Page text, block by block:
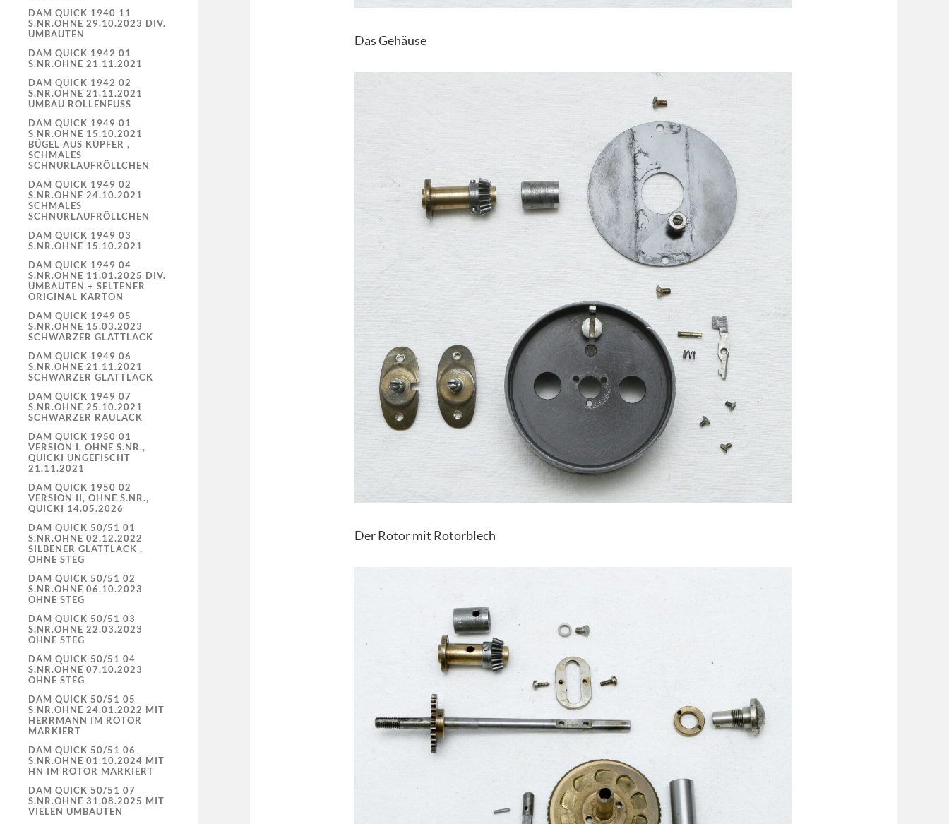
DAM QUICK 1940 11
S.NR.OHNE 29.10.2023 DIV.
UMBAUTEN
DAM QUICK 1942 01
S.NR.OHNE 21.11.2021
DAM QUICK 1942 02
S.NR.OHNE 21.11.2021
UMBAU ROLLENFUSS
DAM QUICK 1949 01
S.NR.OHNE 15.10.2021
BÜGEL AUS KUPFER ,
SCHMALES
SCHNURLAUFRÖLLCHEN
DAM QUICK 1949 02
S.NR.OHNE 24.10.2021
SCHMALES
SCHNURLAUFRÖLLCHEN
DAM QUICK 1949 03
S.NR.OHNE 15.10.2021
DAM QUICK 1949 04
S.NR.OHNE 11.01.2025 DIV.
UMBAUTEN + SELTENER
ORIGINAL KARTON
DAM QUICK 1949 05
S.NR.OHNE 15.03.2023
SCHWARZER GLATTLACK
DAM QUICK 1949 06
S.NR.OHNE 21.11.2021
SCHWARZER GLATTLACK
DAM QUICK 1949 07
S.NR.OHNE 25.10.2021
SCHWARZER RAULACK
DAM QUICK 1950 01
VERSION I, OHNE S.NR.,
QUICKI UNGEFISCHT
21.11.2021
DAM QUICK 1950 02
VERSION II, OHNE S.NR.,
QUICKI 14.05.2026
DAM QUICK 50/51 01
S.NR.OHNE 02.12.2022
SILBENER GLATTLACK ,
OHNE STEG
DAM QUICK 50/51 02
S.NR.OHNE 06.10.2023
OHNE STEG
DAM QUICK 50/51 03
S.NR.OHNE 22.03.2023
OHNE STEG
DAM QUICK 50/51 04
S.NR.OHNE 07.10.2023
OHNE STEG
DAM QUICK 50/51 05
S.NR.OHNE 24.01.2022 MIT
HERRMANN IM ROTOR
MARKIERT
DAM QUICK 50/51 06
S.NR.OHNE 01.10.2024 MIT
HN IM ROTOR MARKIERT
DAM QUICK 50/51 07
S.NR.OHNE 31.08.2025 MIT
VIELEN UMBAUTEN
Das Gehäuse
Der Rotor mit Rotorblech